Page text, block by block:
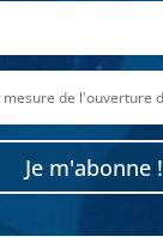
Je m'abonne !